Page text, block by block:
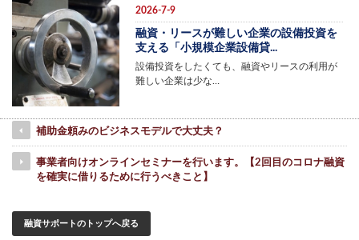
2026-7-9
融資・リースが難しい企業の設備投資を
支える「小規模企業設備貸...
設備投資をしたくても、融資やリースの利用が
難しい企業は少な…
補助金頼みのビジネスモデルで大丈夫？
事業者向けオンラインセミナーを行います。【2回目のコロナ融資
を確実に借りるために行うべきこと】
融資サポートのトップへ戻る